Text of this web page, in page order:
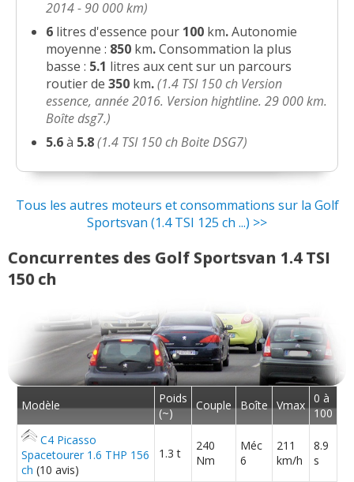
2014 - 90 000 km)
6 litres d'essence pour 100 km. Autonomie
moyenne : 850 km.Consommation la plus
basse : 5.1 litres aux cent sur un parcours
routier de350 km. (1.4 TSI 150 ch Version
essence, année 2016. Version hightline. 29 000 km.
Boîte dsg7.)
5.6 à 5.8 (1.4 TSI 150 ch Boite DSG7)
Tous les autres moteurs et consommations sur la Golf
Sportsvan (1.4 TSI 125 ch ...) >>
Concurrentes des Golf Sportsvan 1.4 TSI
150 ch
Modèle
Poids
(~)
Couple Boîte Vmax 0 à
100
C4 Picasso
Spacetourer 1.6 THP 156
ch (10 avis)
1.3 t
240
Nm
Méc
6
211
km/h
8.9
s